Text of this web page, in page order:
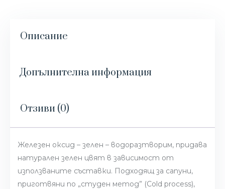
Описание
Допълнителна информация
Отзиви (0)
Железен оксид – зелен – водоразтворим, придава
натурален зелен цвят в зависимост от
използваните съставки. Подходящ за сапуни,
приготвяни по „студен метод” (Cold process),